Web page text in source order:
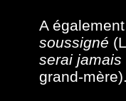
A
soussigné
serai jamais
grand-mère).